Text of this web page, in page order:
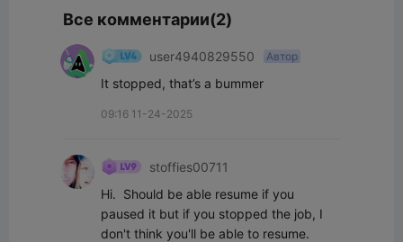
Все комментарии(2)
user4940829550 Автор
It stopped, that’s a bummer
09:16 11-24-2025
stoffies00711
Hi.  Should be able resume if you
paused it but if you stopped the job, I
don't think you'll be able to resume.